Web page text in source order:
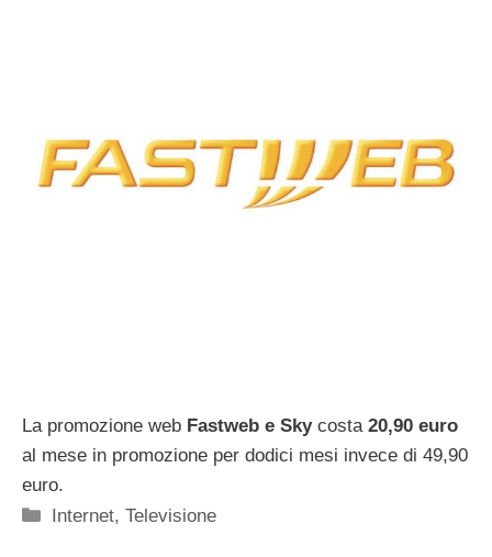
La promozione web Fastweb e Skycosta 20,90 euro
al mese in promozione per dodici mesi invece di 49,90
euro.
Categorie
Internet,Televisione